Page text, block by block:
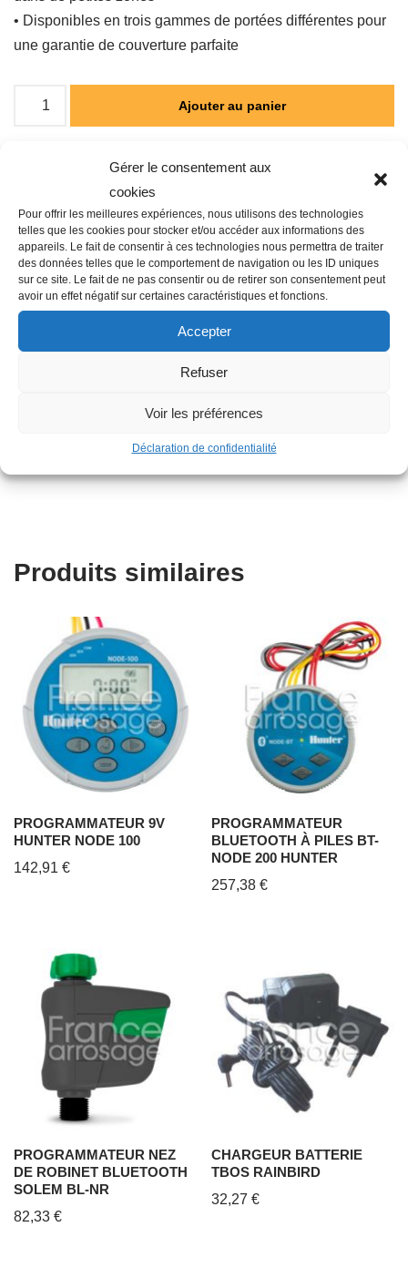
Gérer le consentement aux
cookies
Pour offrir les meilleures expériences, nous utilisons des technologies
telles que les cookies pour stocker et/ou accéder aux informations des
appareils. Le fait de consentir à ces technologies nous permettra de traiter
des données telles que le comportement de navigation ou les ID uniques
sur ce site. Le fait de ne pas consentir ou de retirer son consentement peut
avoir un effet négatif sur certaines caractéristiques et fonctions.
Accepter
Refuser
Voir les préférences
Déclaration de confidentialité
• Disponibles en trois gammes de portées différentes pour
une garantie de couverture parfaite
Ajouter au panier
ARROSAGE AUTOMATIQUE
Description
Famille : O03
Type : Buse plate-bande finale
Produits similaires
PROGRAMMATEUR 9V
HUNTER NODE 100
142,91 €
PROGRAMMATEUR
BLUETOOTH À PILES BT-
NODE 200 HUNTER
257,38€
PROGRAMMATEUR NEZ
DE ROBINET BLUETOOTH
SOLEM BL-NR
82,33 €
CHARGEUR BATTERIE
TBOS RAINBIRD
32,27€